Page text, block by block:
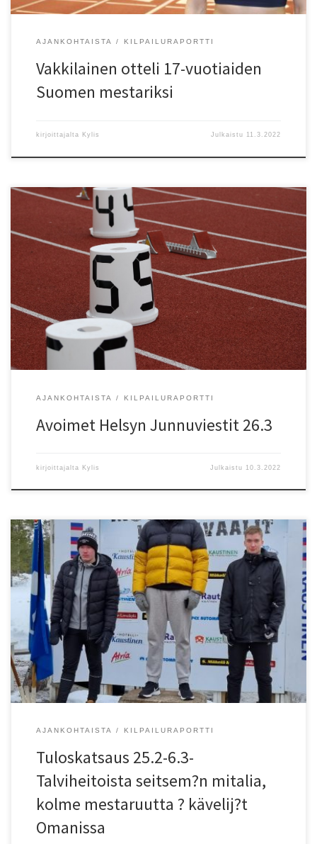
AJANKOHTAISTA KILPAILURAPORTTI
Vakkilainen otteli 17-vuotiaiden
Suomen mestariksi
kirjoittajalta Kylis Julkaistu 11.3.2022
Avoimet Helsyn Junnuviestit j?rjestet??n lauantaina 26.maaliskuta
kello 15:00-18:00 Liikuntamyllyssä. Kolme parasta joukkuetta
palkitaan upouusilla Helsy:n nauhallisilla mitaleilla. Tervetuloa!
https://www.kilpailukalenteri.fi/?cs=16&nid=30353
AJANKOHTAISTA KILPAILURAPORTTI
Avoimet Helsyn Junnuviestit 26.3
kirjoittajalta Kylis Julkaistu 10.3.2022
Moukarin talvimestaruuskilpailuissa KU-58:n Max ja Mico Lampinen
heittiv?t mestareiksi. Mico Lampisen tulos rikkoi myös 17-vuotiaden
EM-rajan ja EYOF-rajan. Max Lampinen j?i niukasti U20 MM-rajasta
69,97. Pronssia Kaustisilla heittiv?t Tapioiden Aarni Ikäheimo 15-
vuotiaissa ja KU-58:n Erika Tanninen 17-vuotiaissa. Mustasaaren
Botnia-hallissa HKV:n Minka Nurro heitti hallikeihäässä pronssia.
Aikuisurheilijoista saman seuran Tommi […]
AJANKOHTAISTA KILPAILURAPORTTI
Tuloskatsaus 25.2-6.3-
Talviheitoista seitsem?n mitalia,
kolme mestaruutta ? kävelij?t
Omanissa